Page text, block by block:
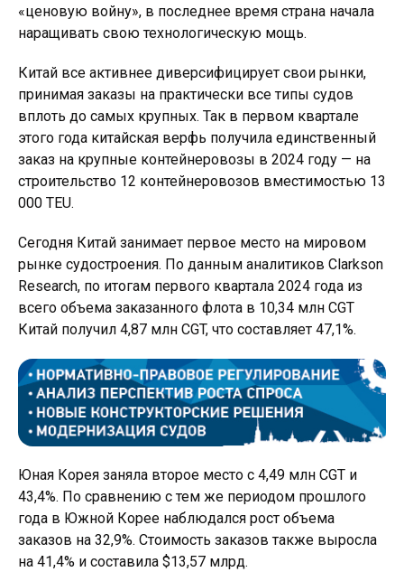
«ценовую войну», в последнее время страна начала
наращивать свою технологическую мощь.
Китай все активнее диверсифицирует свои рынки,
принимая заказы на практически все типы судов
вплоть до самых крупных. Так в первом квартале
этого года китайская верфь получила единственный
заказ на крупные контейнеровозы в 2024 году — на
строительство 12 контейнеровозов вместимостью 13
000 TEU.
Сегодня Китай занимает первое место на мировом
рынке судостроения. По данным аналитиков Clarkson
Research, по итогам первого квартала 2024 года из
всего объема заказанного флота в 10,34 млн CGT
Китай получил 4,87 млн ​​CGT, что составляет 47,1%.
Юная Корея заняла второе место с 4,49 млн CGT и
43,4%. По сравнению с тем же периодом прошлого
года в Южной Корее наблюдался рост объема
заказов на 32,9%. Стоимость заказов также выросла
на 41,4% и составила $13,57 млрд.